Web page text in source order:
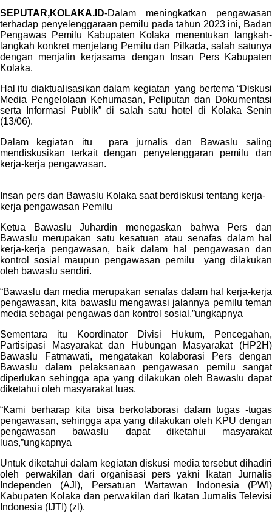
SEPUTAR,KOLAKA.ID-Dalam meningkatkan pengawasan
terhadap penyelenggaraan pemilu pada tahun 2023 ini, Badan
Pengawas Pemilu Kabupaten Kolaka menentukan langkah-
langkah konkret menjelang Pemilu dan Pilkada, salah satunya
dengan menjalin kerjasama dengan Insan Pers Kabupaten
Kolaka.
Hal itu diaktualisasikan dalam kegiatan yang bertema “Diskusi
Media Pengelolaan Kehumasan, Peliputan dan Dokumentasi
serta Informasi Publik” di salah satu hotel di Kolaka Senin
(13/06).
Dalam kegiatan itu para jurnalis dan Bawaslu saling
mendiskusikan terkait dengan penyelenggaran pemilu dan
kerja-kerja pengawasan.
Insan pers dan Bawaslu Kolaka saat berdiskusi tentang kerja-
kerja pengawasan Pemilu
Ketua Bawaslu Juhardin menegaskan bahwa Pers dan
Bawaslu merupakan satu kesatuan atau senafas dalam hal
kerja-kerja pengawasan, baik dalam hal pengawasan dan
kontrol sosial maupun pengawasan pemilu yang dilakukan
oleh bawaslu sendiri.
“Bawaslu dan media merupakan senafas dalam hal kerja-kerja
pengawasan, kita bawaslu mengawasi jalannya pemilu teman
media sebagai pengawas dan kontrol sosial,”ungkapnya
Sementara itu Koordinator Divisi Hukum, Pencegahan,
Partisipasi Masyarakat dan Hubungan Masyarakat (HP2H)
Bawaslu Fatmawati, mengatakan kolaborasi Pers dengan
Bawaslu dalam pelaksanaan pengawasan pemilu sangat
diperlukan sehingga apa yang dilakukan oleh Bawaslu dapat
diketahui oleh masyarakat luas.
“Kami berharap kita bisa berkolaborasi dalam tugas -tugas
pengawasan, sehingga apa yang dilakukan oleh KPU dengan
pengawasan bawaslu dapat diketahui masyarakat
luas,”ungkapnya
Untuk diketahui dalam kegiatan diskusi media tersebut dihadiri
oleh perwakilan dari organisasi pers yakni Ikatan Jurnalis
Independen (AJI), Persatuan Wartawan Indonesia (PWI)
Kabupaten Kolaka dan perwakilan dari Ikatan Jurnalis Televisi
Indonesia (IJTI) (zl).